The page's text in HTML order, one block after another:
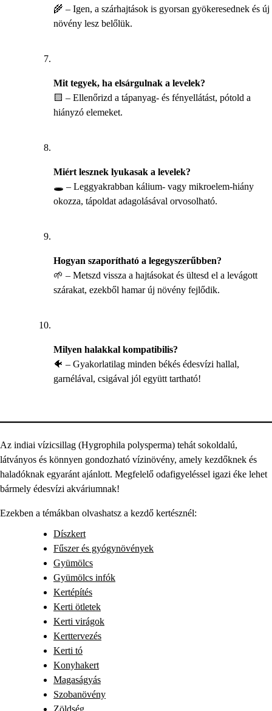
🌾 – Igen, a szárhajtások is gyorsan gyökeresednek és új
növény lesz belőlük.
Mit tegyek, ha elsárgulnak a levelek?
🟨 – Ellenőrizd a tápanyag- és fényellátást, pótold a
hiányzó elemeket.
Miért lesznek lyukasak a levelek?
🕳️ – Leggyakrabban kálium- vagy mikroelem-hiány
okozza, tápoldat adagolásával orvosolható.
Hogyan szaporítható a legegyszerűbben?
🌱 – Metszd vissza a hajtásokat és ültesd el a levágott
szárakat, ezekből hamar új növény fejlődik.
Milyen halakkal kompatibilis?
🐠 – Gyakorlatilag minden békés édesvízi hallal,
garnélával, csigával jól együtt tartható!
Az indiai vízicsillag (Hygrophila polysperma) tehát sokoldalú,
látványos és könnyen gondozható vízinövény, amely kezdőknek és
haladóknak egyaránt ajánlott. Megfelelő odafigyeléssel igazi éke lehet
bármely édesvízi akváriumnak!
Ezekben a témákban olvashatsz a kezdő kertésznél:
Díszkert
Fűszer és gyógynövények
Gyümölcs
Gyümölcs infók
Kertépítés
Kerti ötletek
Kerti virágok
Kerttervezés
Kerti tó
Konyhakert
Magaságyás
Szobanövény
Zöldség